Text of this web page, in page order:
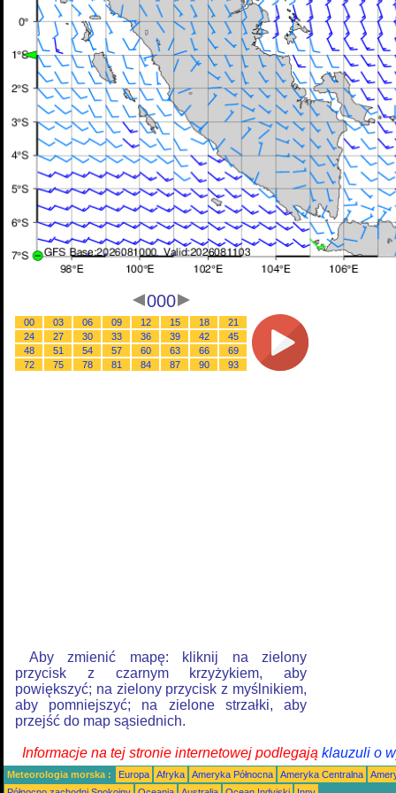
000
00 03 06 09 12 15 18
21
24
27 30 33 36 39 42
45
48
51 54 57 60 63 66
69
72
75 78 81 84 87 90 93
Aby zmienić mapę: kliknij na zielony
przycisk z czarnym krzyżykiem, aby
powiększyć; na zielony przycisk z myślnikiem,
aby pomniejszyć; na zielone strzałki, aby
przejść do map sąsiednich.
Informacje na tej stronie internetowej podlegają klauzuli o
Meteorologia morska : Europa Afryka Ameryka Północna Ameryka Centralna